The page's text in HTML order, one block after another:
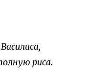
риса.